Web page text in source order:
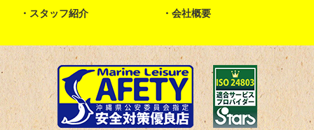
スタッフ紹介 会社概要